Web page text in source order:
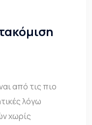
από τις πιο
λόγω
χωρίς